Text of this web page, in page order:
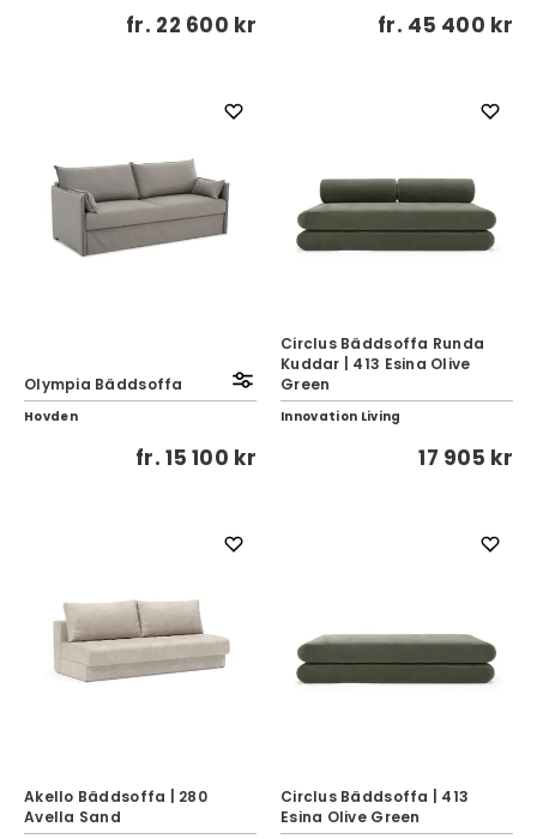
fr. 22 600 kr fr. 45 400 kr
Olympia Bäddsoffa
Hovden
fr.15 100 kr
Circlus Bäddsoffa Runda
Kuddar | 413 Esina Olive
Green
Innovation Living
17 905 kr
Akello Bäddsoffa | 280
Avella Sand
Circlus Bäddsoffa | 413
Esina Olive Green